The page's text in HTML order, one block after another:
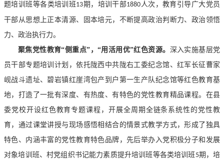
题培训班等各类培训班13期，培训干部1880人次，教育引导广大党员
干部从思想上正本清源、固本培元，不断提高政治判断力、政治领悟
力、政治执行力。
聚焦党性教育“侧重点”，“用活用优”红色资源。 深入实施基层党
员干部专题培训计划，依托陇西中共陇右工委纪念馆、红军长征曹家
岘战斗遗址、碧岩镇红崖湾包产到户第一生产队纪念馆等红色教育基
地，打造了一批有深度、有热度、有特色的党性教育精品课程。在县
委党校开设红色教育专题课程，开展全周期全链条系统性的党性教
育，通过课堂讲授与现场感悟相结合的情景式教学方式，形成了独具
特色、内涵丰富的党性教育特色品牌，先后举办入党积极分子和发展
对象培训班、村党组织书记能力素质提升培训班等各类培训班 5期，培